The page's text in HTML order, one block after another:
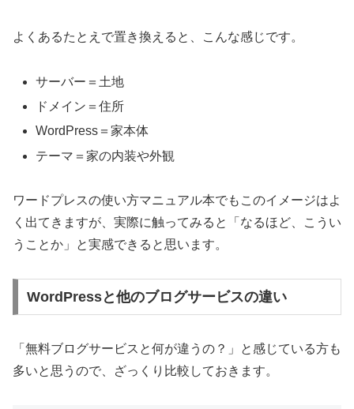
よくあるたとえで置き換えると、こんな感じです。
サーバー＝土地
ドメイン＝住所
WordPress＝家本体
テーマ＝家の内装や外観
ワードプレスの使い方マニュアル本でもこのイメージはよ
く出てきますが、実際に触ってみると「なるほど、こうい
うことか」と実感できると思います。
WordPressと他のブログサービスの違い
「無料ブログサービスと何が違うの？」と感じている方も
多いと思うので、ざっくり比較しておきます。